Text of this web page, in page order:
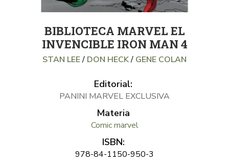
BIBLIOTECA MARVEL EL
INVENCIBLE IRON MAN 4
STAN LEE/ DON HECK/ GENE COLAN
Editorial:
PANINI MARVEL EXCLUSIVA
Materia
Comic marvel
ISBN:
978-84-1150-950-3